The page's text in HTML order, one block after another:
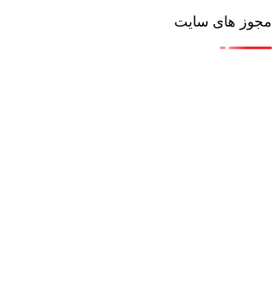
مجوز های سایت